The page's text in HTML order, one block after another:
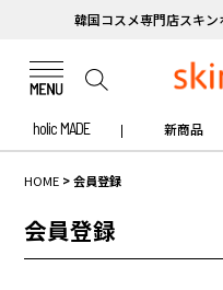
韓国コスメ専門店スキ
holic MADE 新商品
HOME 会員登録
会員登録